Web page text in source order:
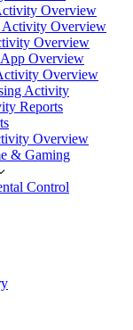
Overview
Activity Overview
Overview
Overview
Overview
Activity
Reports
Overview
& Gaming
Control